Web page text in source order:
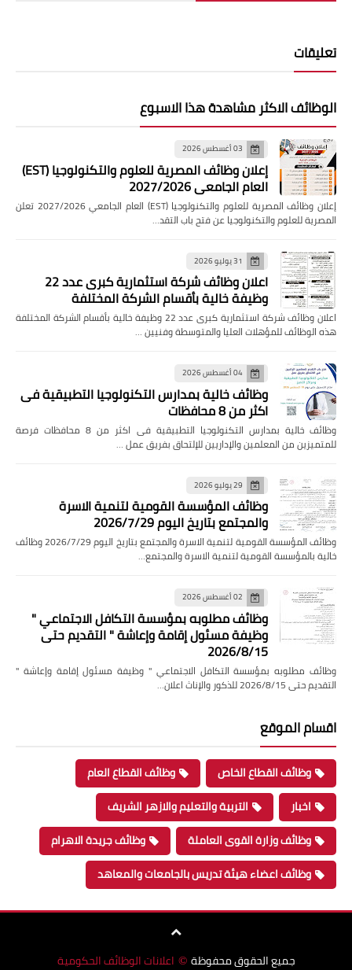
تعليقات
الوظائف الاكثر مشاهدة هذا الاسبوع
03 أغسطس 2026
إعلان وظائف المصرية للعلوم والتكنولوجيا (EST)
العام الجامعي 2027/2026
إعلان وظائف المصرية للعلوم والتكنولوجيا (EST) العام الجامعي 2027/2026 تعلن
المصرية للعلوم والتكنولوجيا عن فتح باب التقد…
31 يوليو 2026
اعلان وظائف شركة استثمارية كبرى عدد 22
وظيفة خالية بأقسام الشركة المختلفة
اعلان وظائف شركة استثمارية كبرى عدد 22 وظيفة خالية بأقسام الشركة المختلفة
هذه الوظائف للمؤهلات العليا والمتوسطة وفنيين …
04 أغسطس 2026
وظائف خالية بمدارس التكنولوجيا التطبيقية فى
اكثر من 8 محافظات
وظائف خالية بمدارس التكنولوجيا التطبيقية فى اكثر من 8 محافظات فرصة
للمتميزين من المعلمين والإداريين للإلتحاق بفريق عمل …
29 يوليو 2026
وظائف المؤسسة القومية لتنمية الاسرة
والمجتمع بتاريخ اليوم 2026/7/29
وظائف المؤسسة القومية لتنمية الاسرة والمجتمع بتاريخ اليوم 2026/7/29 وظائف
خالية بالمؤسسة القومية لتنمية الاسرة والمجتمع…
02 أغسطس 2026
وظائف مطلوبه بمؤسسة التكافل الاجتماعي "
وظيفة مسئول إقامة وإعاشة " التقديم حتى
2026/8/15
وظائف مطلوبه بمؤسسة التكافل الاجتماعي " وظيفة مسئول إقامة وإعاشة "
التقديم حتى 2026/8/15 للذكور والإناث اعلان…
اقسام الموقع
وظائف القطاع الخاص
وظائف القطاع العام
اخبار
التربية والتعليم والازهر الشريف
وظائف وزارة القوى العاملة
وظائف جريدة الاهرام
وظائف اعضاء هيئة تدريس بالجامعات والمعاهد
جميع الحقوق محفوظة © اعلانات الوظائف الحكومية